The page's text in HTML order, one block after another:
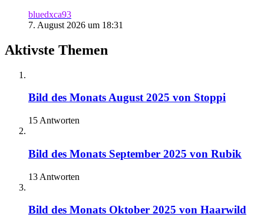
bluedxca93
7. August 2026 um 18:31
Aktivste Themen
Bild des Monats August 2025 von Stoppi
15 Antworten
Bild des Monats September 2025 von Rubik
13 Antworten
Bild des Monats Oktober 2025 von Haarwild